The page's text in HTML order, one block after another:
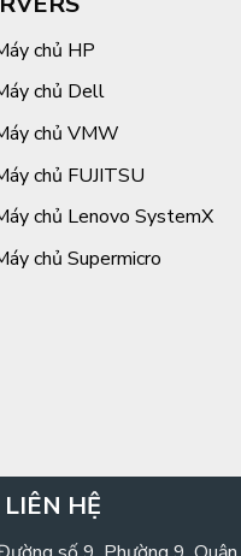
chủ HP
chủ Dell
chủ VMW
chủ FUJITSU
chủ Lenovo SystemX
chủ Supermicro
HỆ